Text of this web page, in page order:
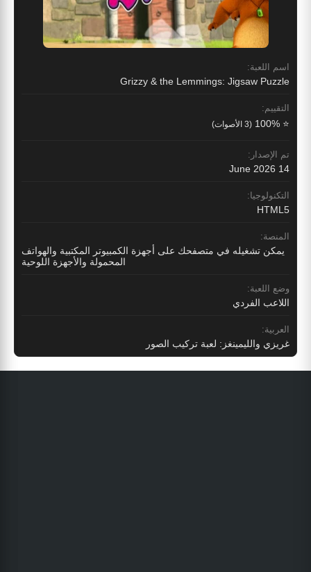
اسم اللعبة:
Grizzy & the Lemmings: Jigsaw Puzzle
التقييم:
⭐ 100% (3 الأصوات)
تم الإصدار:
14 June 2026
التكنولوجيا:
HTML5
المنصة:
يمكن تشغيله في متصفحك على أجهزة الكمبيوتر المكتبية والهواتف
المحمولة والأجهزة اللوحية
وضع اللعبة:
اللاعب الفردي
العربية:
غريزي والليمينغز: لعبة تركيب الصور